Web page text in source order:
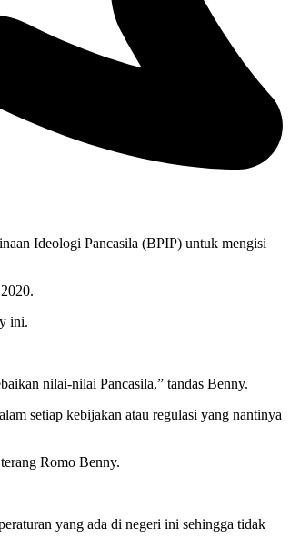
Ideologi Pancasila (BPIP) untuk mengisi
ini.
nilai-nilai Pancasila,” tandas Benny.
setiap kebijakan atau regulasi yang nantinya
Romo Benny.
yang ada di negeri ini sehingga tidak